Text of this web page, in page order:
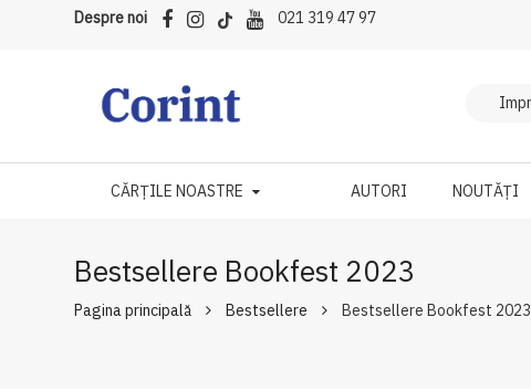
Despre noi 021 319 47 97
CĂRȚILE NOASTRE AUTORI NOUTĂȚI
Bestsellere Bookfest 2023
Pagina principală Bestsellere Bestsellere Bookfest 2023